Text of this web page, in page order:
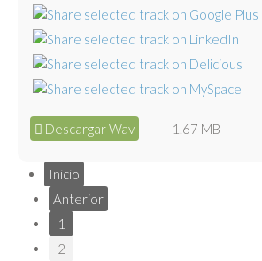
Descargar Wav 1.67 MB
Inicio
Anterior
1
2